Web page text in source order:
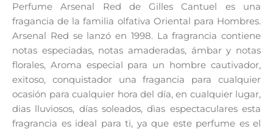
Perfume Arsenal Red de Gilles Cantuel es una
fragancia de la familia olfativa Oriental para Hombres.
Arsenal Red se lanzó en 1998. La fragrancia contiene
notas especiadas, notas amaderadas, ámbar y notas
florales, Aroma especial para un hombre cautivador,
exitoso, conquistador una fragancia para cualquier
ocasión para cualquier hora del día, en cualquier lugar,
dias lluviosos, días soleados, dìas espectaculares esta
fragrancia es ideal para ti, ya que este perfume es el